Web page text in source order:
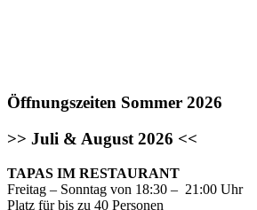
Öffnungszeiten Sommer 2026
>> Juli & August 2026 <<
TAPAS IM RESTAURANT
Freitag – Sonntag von 18:30 – 21:00 Uhr
Platz für bis zu 40 Personen